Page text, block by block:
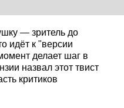
— зритель до
идёт к "версии
делает шаг в
назвал этот твист
критиков